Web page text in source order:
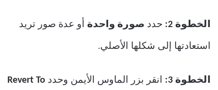
الخطوة 2: حدد صورة واحدة أو عدة صور تريد
استعادتها إلى شكلها الأصلي.
الخطوة 3: انقر بزر الماوس الأيمن وحدد Revert To